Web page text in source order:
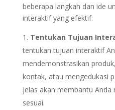
beberapa langkah dan ide
interaktif yang efektif:
Tentukan Tujuan
tentukan tujuan interaktif
mendemonstrasikan
kontak, atau mengedukasi
jelas akan membantu Anda
sesuai.